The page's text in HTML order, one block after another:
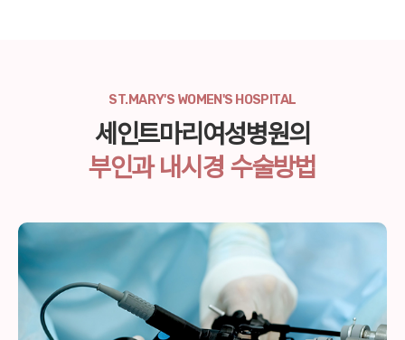
ST.MARY'S WOMEN'S HOSPITAL
세인트마리여성병원의
부인과 내시경 수술방법